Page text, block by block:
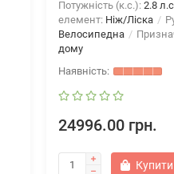
Бензиновый двигатель Al-ko Pro
OHV
Потужність (к.с.): 2.8 л.с
елемент: Ніж/Ліска
Велосипедна
дому
24996.00 грн.
Купити